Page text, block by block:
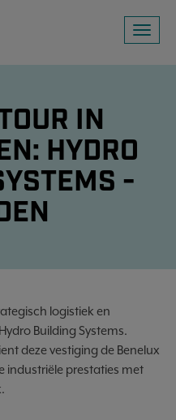
Toggle
IN
HYDRO
-
logistiek en
Building Systems.
deze vestiging de Benelux
industriële prestaties met